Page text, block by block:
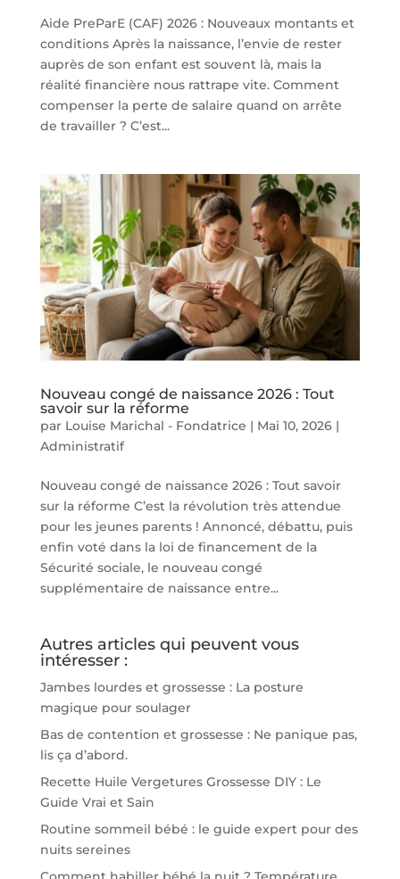
Aide PreParE (CAF) 2026 : Nouveaux montants et
conditions Après la naissance, l’envie de rester
auprès de son enfant est souvent là, mais la
réalité financière nous rattrape vite. Comment
compenser la perte de salaire quand on arrête
de travailler ? C’est...
Nouveau congé de naissance 2026 : Tout
savoir sur la réforme
par Louise Marichal - Fondatrice | Mai 10, 2026|
Administratif
Nouveau congé de naissance 2026 : Tout savoir
sur la réforme C’est la révolution très attendue
pour les jeunes parents ! Annoncé, débattu, puis
enfin voté dans la loi de financement de la
Sécurité sociale, le nouveau congé
supplémentaire de naissance entre...
Autres articles qui peuvent vous
intéresser :
Jambes lourdes et grossesse : La posture
magique pour soulager
Bas de contention et grossesse : Ne panique pas,
lis ça d’abord.
Recette Huile Vergetures Grossesse DIY : Le
Guide Vrai et Sain
Routine sommeil bébé : le guide expert pour des
nuits sereines